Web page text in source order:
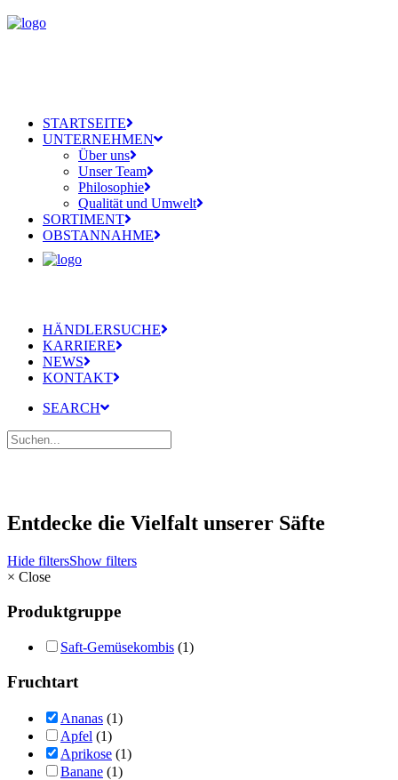
STARTSEITE
UNTERNEHMEN
Über uns
Unser Team
Philosophie
Qualität und Umwelt
SORTIMENT
OBSTANNAHME
HÄNDLERSUCHE
KARRIERE
NEWS
KONTAKT
SEARCH
Entdecke die Vielfalt unserer Säfte
Hide filtersShow filters
× Close
Produktgruppe
Saft-Gemüsekombis (1)
Fruchtart
Ananas (1)
Apfel (1)
Aprikose (1)
Banane (1)